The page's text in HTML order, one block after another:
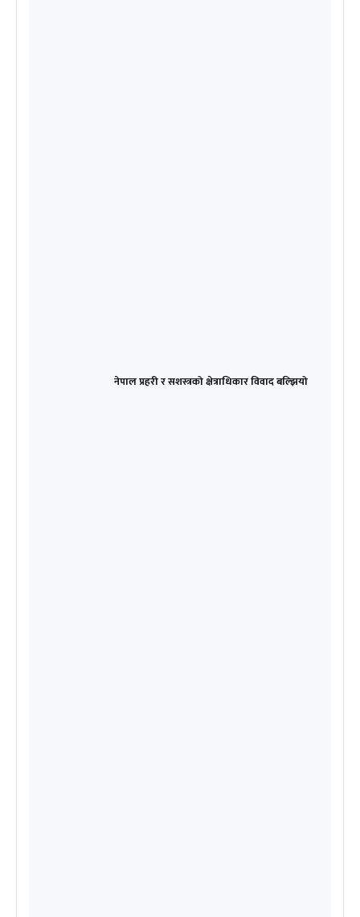
नेपाल प्रहरी र सशस्त्रको क्षेत्राधिकार विवाद बल्झियो